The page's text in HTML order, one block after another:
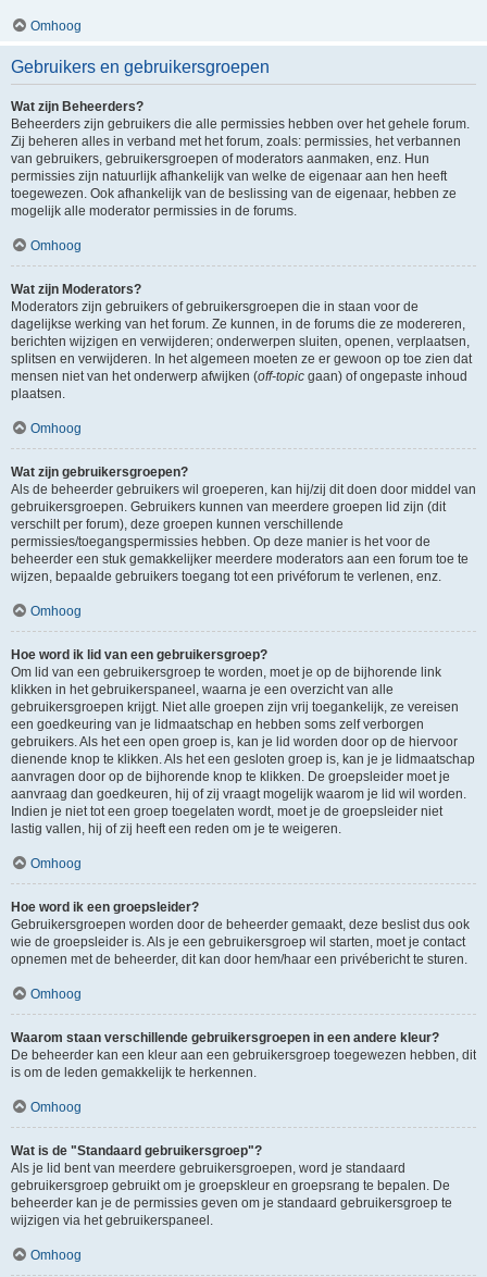
Omhoog
Gebruikers en gebruikersgroepen
Wat zijn Beheerders?
Beheerders zijn gebruikers die alle permissies hebben over het gehele forum.
Zij beheren alles in verband met het forum, zoals: permissies, het verbannen
van gebruikers, gebruikersgroepen of moderators aanmaken, enz. Hun
permissies zijn natuurlijk afhankelijk van welke de eigenaar aan hen heeft
toegewezen. Ook afhankelijk van de beslissing van de eigenaar, hebben ze
mogelijk alle moderator permissies in de forums.
Omhoog
Wat zijn Moderators?
Moderators zijn gebruikers of gebruikersgroepen die in staan voor de
dagelijkse werking van het forum. Ze kunnen, in de forums die ze modereren,
berichten wijzigen en verwijderen; onderwerpen sluiten, openen, verplaatsen,
splitsen en verwijderen. In het algemeen moeten ze er gewoon op toe zien dat
mensen niet van het onderwerp afwijken (off-topic gaan) of ongepaste inhoud
plaatsen.
Omhoog
Wat zijn gebruikersgroepen?
Als de beheerder gebruikers wil groeperen, kan hij/zij dit doen door middel van
gebruikersgroepen. Gebruikers kunnen van meerdere groepen lid zijn (dit
verschilt per forum), deze groepen kunnen verschillende
permissies/toegangspermissies hebben. Op deze manier is het voor de
beheerder een stuk gemakkelijker meerdere moderators aan een forum toe te
wijzen, bepaalde gebruikers toegang tot een privéforum te verlenen, enz.
Omhoog
Hoe word ik lid van een gebruikersgroep?
Om lid van een gebruikersgroep te worden, moet je op de bijhorende link
klikken in het gebruikerspaneel, waarna je een overzicht van alle
gebruikersgroepen krijgt. Niet alle groepen zijn vrij toegankelijk, ze vereisen
een goedkeuring van je lidmaatschap en hebben soms zelf verborgen
gebruikers. Als het een open groep is, kan je lid worden door op de hiervoor
dienende knop te klikken. Als het een gesloten groep is, kan je je lidmaatschap
aanvragen door op de bijhorende knop te klikken. De groepsleider moet je
aanvraag dan goedkeuren, hij of zij vraagt mogelijk waarom je lid wil worden.
Indien je niet tot een groep toegelaten wordt, moet je de groepsleider niet
lastig vallen, hij of zij heeft een reden om je te weigeren.
Omhoog
Hoe word ik een groepsleider?
Gebruikersgroepen worden door de beheerder gemaakt, deze beslist dus ook
wie de groepsleider is. Als je een gebruikersgroep wil starten, moet je contact
opnemen met de beheerder, dit kan door hem/haar een privébericht te sturen.
Omhoog
Waarom staan verschillende gebruikersgroepen in een andere kleur?
De beheerder kan een kleur aan een gebruikersgroep toegewezen hebben, dit
is om de leden gemakkelijk te herkennen.
Omhoog
Wat is de "Standaard gebruikersgroep"?
Als je lid bent van meerdere gebruikersgroepen, word je standaard
gebruikersgroep gebruikt om je groepskleur en groepsrang te bepalen. De
beheerder kan je de permissies geven om je standaard gebruikersgroep te
wijzigen via het gebruikerspaneel.
Omhoog